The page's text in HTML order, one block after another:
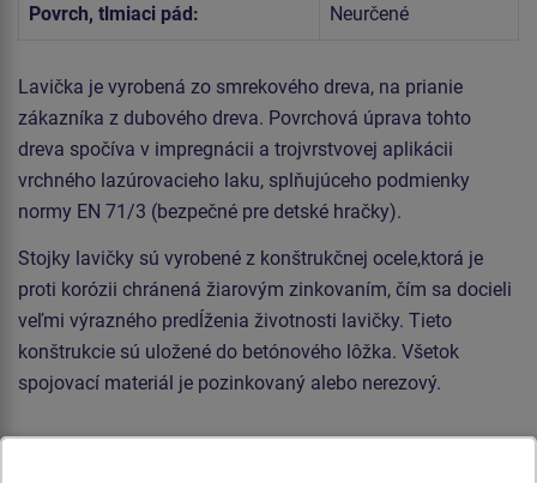
Povrch, tlmiaci pád: Neurčené
Lavička je vyrobená zo smrekového dreva, na prianie
zákazníka z dubového dreva. Povrchová úprava tohto
dreva spočíva v impregnácii a trojvrstvovej aplikácii
vrchného lazúrovacieho laku, splňujúceho podmienky
normy EN 71/3 (bezpečné pre detské hračky).
Stojky lavičky sú vyrobené z konštrukčnej ocele,ktorá je
proti korózii chránená žiarovým zinkovaním, čím sa docieli
veľmi výrazného predĺženia životnosti lavičky. Tieto
konštrukcie sú uložené do betónového lôžka. Všetok
spojovací materiál je pozinkovaný alebo nerezový.